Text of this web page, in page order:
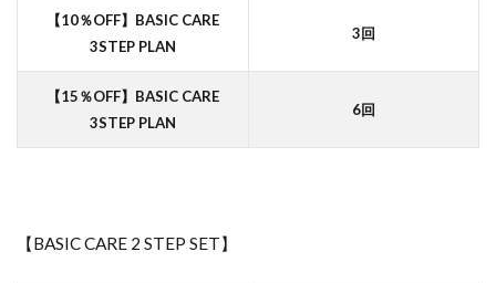
【10％OFF】BASIC CARE
3STEP PLAN
3回
【15％OFF】BASIC CARE
3STEP PLAN
6回
【BASIC CARE 2 STEP SET】